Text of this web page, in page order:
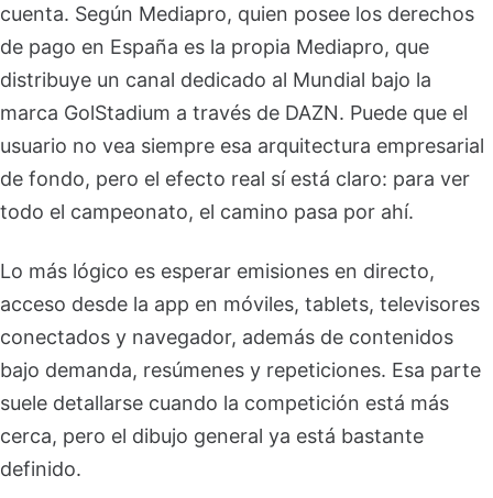
cuenta. Según Mediapro, quien posee los derechos
de pago en España es la propia Mediapro, que
distribuye un canal dedicado al Mundial bajo la
marca GolStadium a través de DAZN. Puede que el
usuario no vea siempre esa arquitectura empresarial
de fondo, pero el efecto real sí está claro: para ver
todo el campeonato, el camino pasa por ahí.
Lo más lógico es esperar emisiones en directo,
acceso desde la app en móviles, tablets, televisores
conectados y navegador, además de contenidos
bajo demanda, resúmenes y repeticiones. Esa parte
suele detallarse cuando la competición está más
cerca, pero el dibujo general ya está bastante
definido.